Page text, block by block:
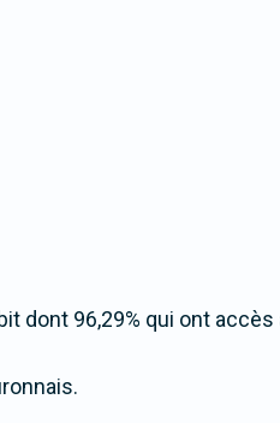
dont 96,29% qui ont accès